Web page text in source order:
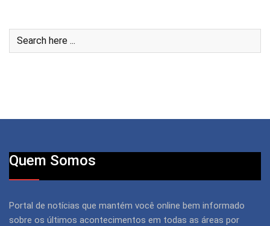
Quem Somos
Portal de notícias que mantém você online bem informado
sobre os últimos acontecimentos em todas as áreas por